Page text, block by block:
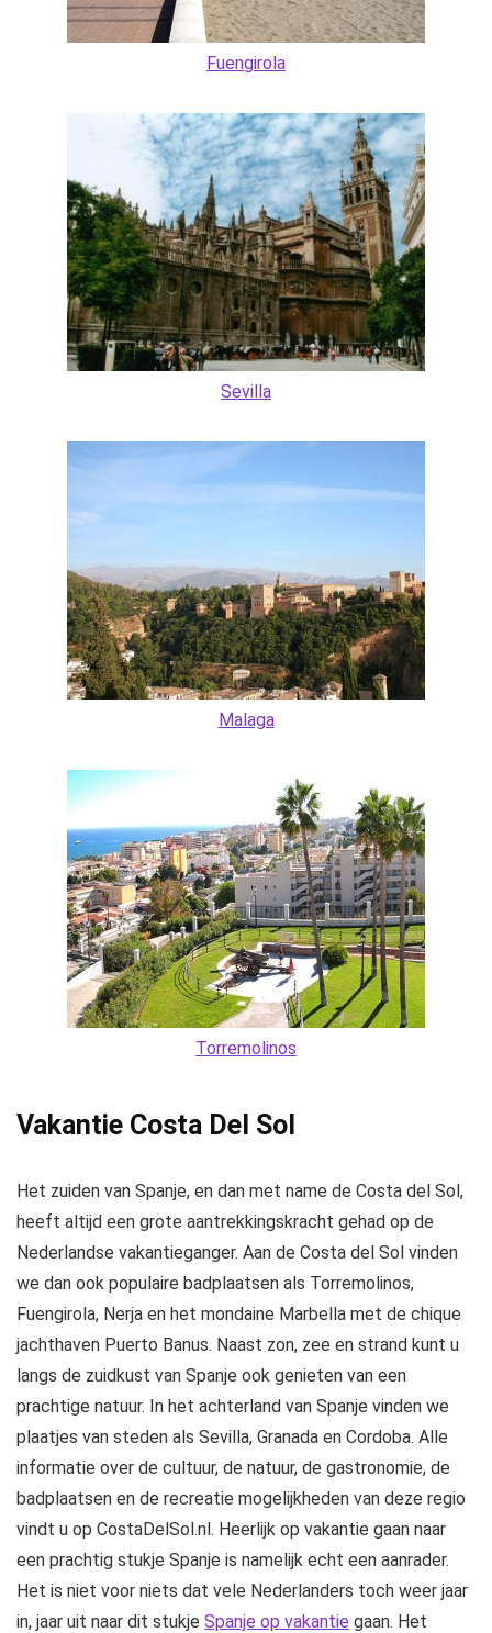
Fuengirola
Sevilla
Malaga
Torremolinos
Vakantie Costa Del Sol
Het zuiden van Spanje, en dan met name de Costa del Sol,
heeft altijd een grote aantrekkingskracht gehad op de
Nederlandse vakantieganger. Aan de Costa del Sol vinden
we dan ook populaire badplaatsen als Torremolinos,
Fuengirola, Nerja en het mondaine Marbella met de chique
jachthaven Puerto Banus. Naast zon, zee en strand kunt u
langs de zuidkust van Spanje ook genieten van een
prachtige natuur. In het achterland van Spanje vinden we
plaatjes van steden als Sevilla, Granada en Cordoba. Alle
informatie over de cultuur, de natuur, de gastronomie, de
badplaatsen en de recreatie mogelijkheden van deze regio
vindt u op CostaDelSol.nl. Heerlijk op vakantie gaan naar
een prachtig stukje Spanje is namelijk echt een aanrader.
Het is niet voor niets dat vele Nederlanders toch weer jaar
in, jaar uit naar dit stukje Spanje op vakantie gaan. Het